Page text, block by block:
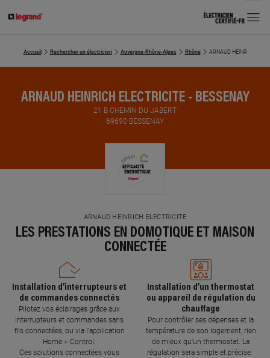
MENU
Accueil Rechercher un électricien Auvergne-Rhône-Alpes Rhône ARNAUD HEINRICH
ARNAUD HEINRICH ELECTRICITE - BESSENAY
21 B CHEMIN DU JABERT
69690 BESSENAY
ARNAUD HEINRICH ELECTRICITE
LES PRESTATIONS EN DOMOTIQUE ET MAISON
CONNECTÉE
Installation d’interrupteurs et
de commandes connectés
Pilotez vos éclairages grâce aux
interrupteurs et commandes sans
fils connectées, ou via l'application
Home + Control.
Ces solutions connectées vous
Installation d’un thermostat
ou appareil de régulation du
chauffage
Pour contrôler ses dépenses et la
température de son logement, rien
de mieux qu’un thermostat. La
régulation sera simple et précise.